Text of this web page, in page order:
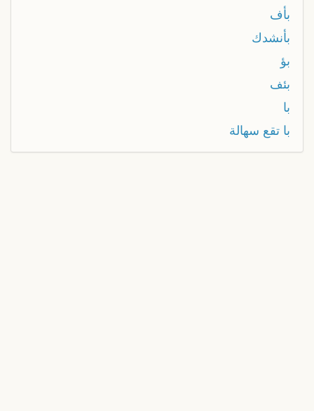
بأف
بأنشدك
بؤ
بئف
با
با تقع سهالة